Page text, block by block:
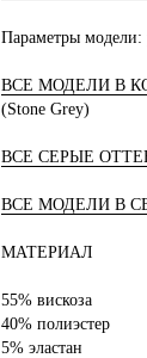
Параметры модели:
ВСЕ МОДЕЛИ В
(Stone Grey)
ВСЕ СЕРЫЕ
ВСЕ МОДЕЛИ В
МАТЕРИАЛ
55% вискоза
40% полиэстер
5% эластан